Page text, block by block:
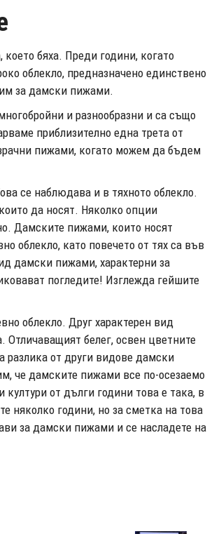
бяха. Преди години, когато
облекло, предназначено единствено
за дамски пижами.
и разнообразни и са също
приблизително една трета от
пижами, когато можем да бъдем
се наблюдава и в тяхното облекло.
да носят. Няколко опции
Дамските пижами, които носят
облекло, като повечето от тях са във
дамски пижами, характерни за
погледите! Изглежда гейшите
облекло. Друг характерен вид
белег, освен цветните
разлика от други видове дамски
че дамските пижами все по-осезаемо
от дълги години това е така, в
няколко години, но за сметка на това
за дамски пижами и се насладете на